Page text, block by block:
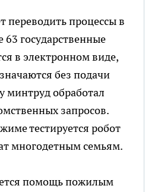
переводить процессы в
государственные
в электронном виде,
без подачи
минтруд обработал
запросов.
тестируется робот
многодетным семьям.
помощь пожилым